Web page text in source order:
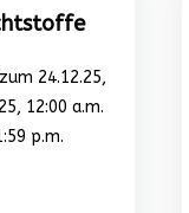
24.12.25,
12:00 a.m.
p.m.